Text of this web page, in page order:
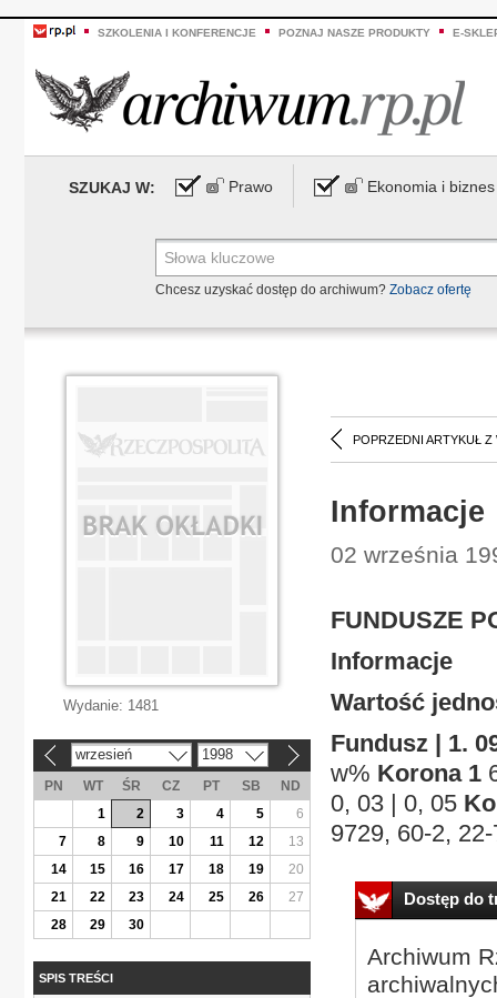
SZKOLENIA I KONFERENCJE POZNAJ NASZE PRODUKTY E-
SZUKAJ W: Prawo Ekonomia i biznes
Chcesz uzyskać dostęp do archiwum? Zobacz ofertę
POPRZEDNI ARTYKUŁ Z
Informacje
02 września
FUNDUSZE
Informacje
Wartość
Fundusz | 1.
w% Korona 1
0, 03 | 0, 05
9729, 60-2,
Dostęp do
Archiwum
Wydanie: 1481
wrzesień 1998
PN WT ŚR CZ PT SB
ND
1
2 3 4 5
6
7
8 9 10 11 12
13
14
15 16 17 18 19
20
21
22 23 24 25 26
27
28
29 30
SPIS TREŚCI